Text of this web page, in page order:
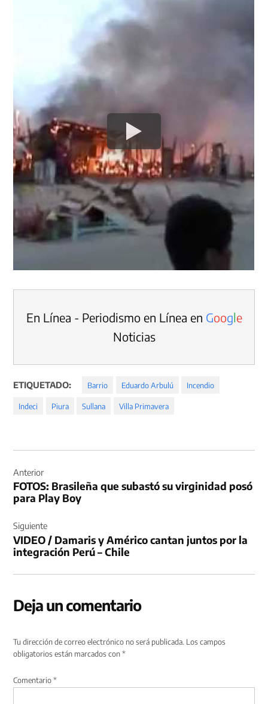
En Línea - Periodismo en Línea en Google
Noticias
ETIQUETADO: Barrio Eduardo Arbulú Incendio
Indeci Piura Sullana Villa Primavera
de
entradas
Anterior
FOTOS: Brasileña que subastó su virginidad posó
para Play Boy
Siguiente
VIDEO / Damaris y Américo cantan juntos por la
integración Perú – Chile
Deja un comentario
Tu dirección de correo electrónico no será publicada. Los campos
obligatorios están marcados con*
Comentario*